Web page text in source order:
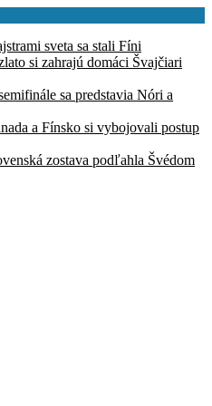
sveta sa stali Fíni
si zahrajú domáci Švajčiari
sa predstavia Nóri a
a Fínsko si vybojovali postup
zostava podľahla Švédom